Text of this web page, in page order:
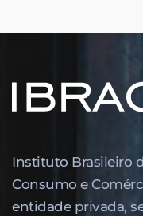
Instituto Brasileiro
Consumo e
entidade privada,